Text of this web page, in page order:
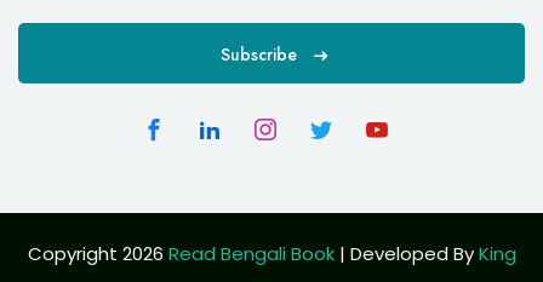
Subscribe
Copyright 2026 Read Bengali Book| Developed ByKing